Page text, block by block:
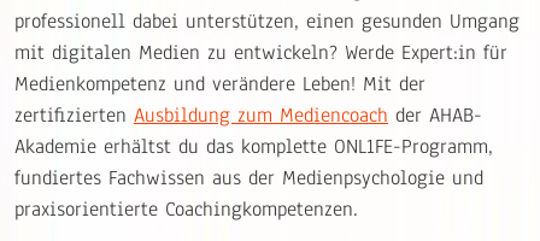
professionell dabei unterstützen, einen gesunden Umgang
mit digitalen Medien zu entwickeln? Werde Expert:in für
Medienkompetenz und verändere Leben! Mit der
zertifizierten Ausbildung zum Mediencoach der AHAB-
Akademie erhältst du das komplette ONL1FE-Programm,
fundiertes Fachwissen aus der Medienpsychologie und
praxisorientierte Coachingkompetenzen.